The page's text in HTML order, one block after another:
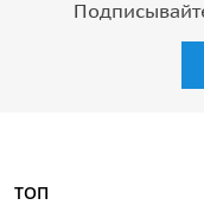
ТОП